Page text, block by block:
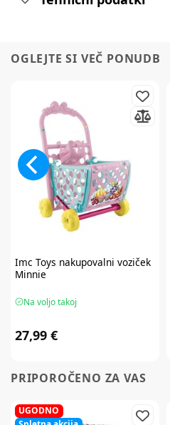
OGLEJTE SI VEČ PONUDB
Imc Toys nakupovalni voziček
Minnie
Na voljo takoj
27,99 €
PRIPOROČENO ZA VAS
UGODNO